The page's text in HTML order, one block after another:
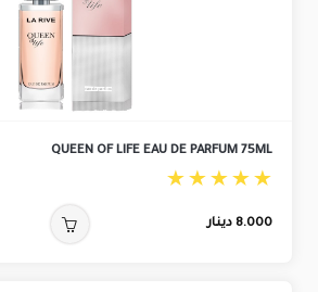
QUEEN OF LIFE EAU DE PARFUM 75ML
8.000 دينار